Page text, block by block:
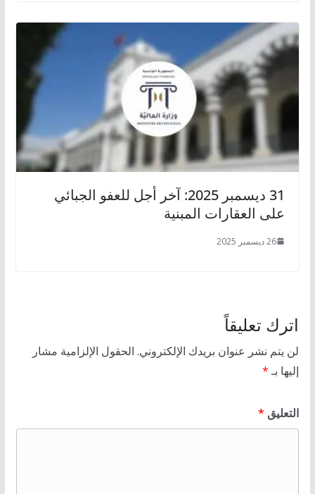
31 ديسمبر 2025: آخر أجل للعفو الجبائي
على العقارات المبنية
26 ديسمبر 2025
اترك تعليقاً
لن يتم نشر عنوان بريدك الإلكتروني. الحقول الإلزامية مشار
إليها بـ*
التعليق *